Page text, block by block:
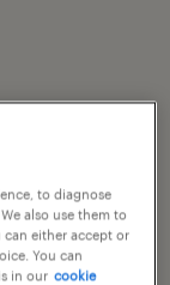
to diagnose
also use them to
can either accept or
You can
in our cookie